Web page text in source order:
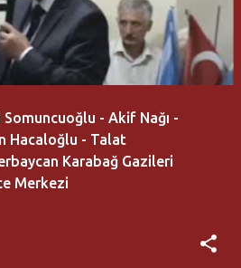
Somuncuoğlu - Akif Nağı -
Hacaloğlu - Talat
Karabağ Gazileri
Merkezi